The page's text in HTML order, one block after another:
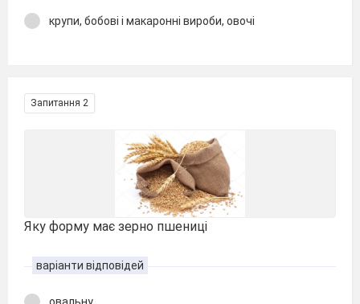
крупи, бобові і макаронні вироби, овочі
Запитання 2
Яку форму має зерно пшениці
варіанти відповідей